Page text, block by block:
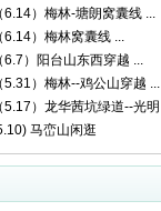
6.14）梅林-塘朗窝囊线 ...
6.14）梅林窝囊线 ...
6.7）阳台山东西穿越 ...
5.31）梅林--鸡公山穿越 ...
5.17）龙华茜坑绿道--光明
马峦山闲逛